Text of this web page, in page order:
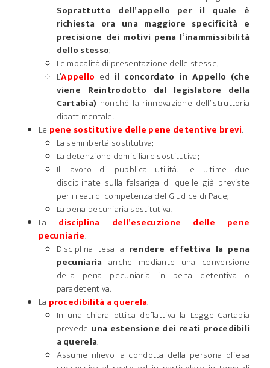
Soprattutto dell’appello per il quale è
richiesta ora una maggiore specificità e
precisione dei motivi pena l’inammissibilità
dello stesso;
Le modalità di presentazione delle stesse;
L’Appello ed il concordato in Appello (che
viene Reintrodotto dal legislatore della
Cartabia) nonché la rinnovazione dell’istruttoria
dibattimentale.
Le pene sostitutive delle pene detentive brevi.
La semilibertà sostitutiva;
La detenzione domiciliare sostitutiva;
Il lavoro di pubblica utilità. Le ultime due
disciplinate sulla falsariga di quelle già previste
per i reati di competenza del Giudice di Pace;
La pena pecuniaria sostitutiva.
La disciplina dell’esecuzione delle pene
pecuniarie.
Disciplina tesa a rendere effettiva la pena
pecuniaria anche mediante una conversione
della pena pecuniaria in pena detentiva o
paradetentiva.
La procedibilità a querela.
In una chiara ottica deflattiva la Legge Cartabia
prevede una estensione dei reati procedibili
a querela.
Assume rilievo la condotta della persona offesa